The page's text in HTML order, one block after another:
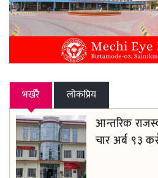
भर्खरै लाेकप्रिय
आन्तरिक
चार अर्ब ९३